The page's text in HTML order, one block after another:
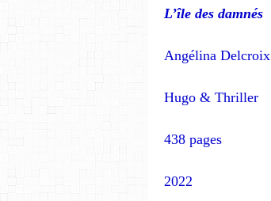
L’île des damnés
Angélina Delcroix
Hugo & Thriller
438 pages
2022